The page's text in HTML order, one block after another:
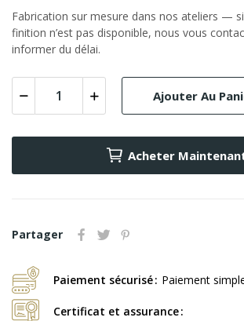
Fabrication sur mesure dans nos ateliers —
finition n’est pas disponible, nous vous
informer du délai.
Ajouter Au
Acheter
Partager
Paiement sécurisé Paiement
Certificat et assurance